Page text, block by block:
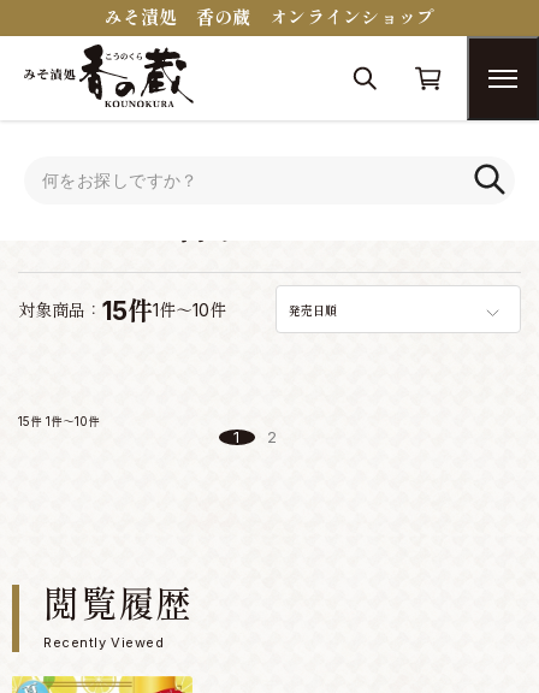
みそ漬処 香の蔵 オンラインショップ
対象商品： 15件1件～10件 発売日順
15件 1件～10件
1 2
閲覧履歴
Recently Viewed